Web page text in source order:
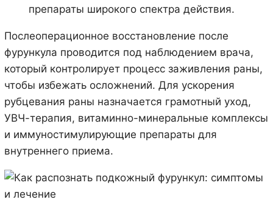
препараты широкого спектра действия.
Послеоперационное восстановление после
фурункула проводится под наблюдением врача,
который контролирует процесс заживления раны,
чтобы избежать осложнений. Для ускорения
рубцевания раны назначается грамотный уход,
УВЧ-терапия, витаминно-минеральные комплексы
и иммуностимулирующие препараты для
внутреннего приема.